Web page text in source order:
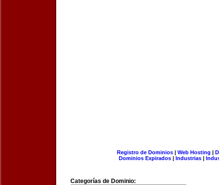
Registro de Dominios| Web Hosting |
Dominios Expirados | Industrias |
Categorías de Dominio: